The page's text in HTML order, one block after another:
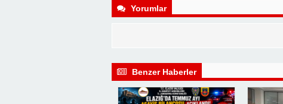
Yorumlar
Benzer Haberler